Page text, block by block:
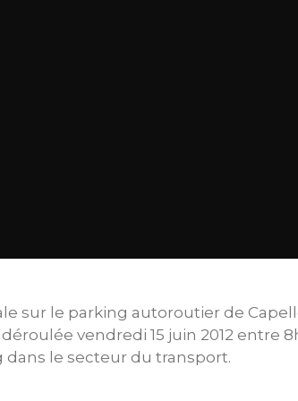
sur le parking autoroutier de
vendredi 15 juin 2012 entre
le secteur du transport.